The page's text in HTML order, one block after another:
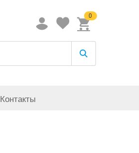
0
Контакты